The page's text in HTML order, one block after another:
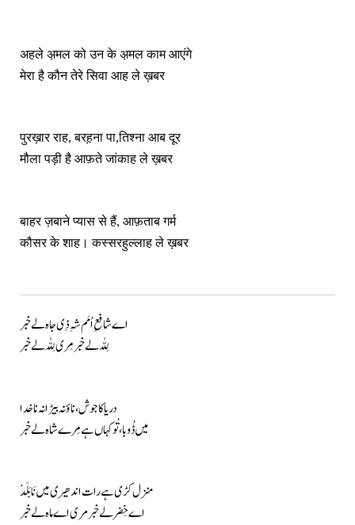
अहले अ़मल को उन के अ़मल काम आएंगे
मेरा है कौन तेरे सिवा आह ले ख़बर
पुरख़ार राह, बरह़ना पा,तिश्ना आब दूर
मौला पड़ी है आफ़ते जांकाह ले ख़बर
बाहर ज़बाने प्यास से हैं, आफ़ताब गर्म
कौसर के शाह। कस्सरहुल्लाह ले ख़बर
اے شافعِ اُمَم شہِ ذِی جاہ لے خبر
لِلّٰہ لے خبر مِری لِلّٰہ لے خبر
دریا کا جوش، ناؤ نہ بیڑا نہ ناخدا
میں ڈُوبا، تُو کہاں ہے مِرے شاہ لے خبر
منزل کڑی ہے رات اندھیری میں نَابَلَدْ
اے خِضر لے خبر مری اے ماہ لے خبر